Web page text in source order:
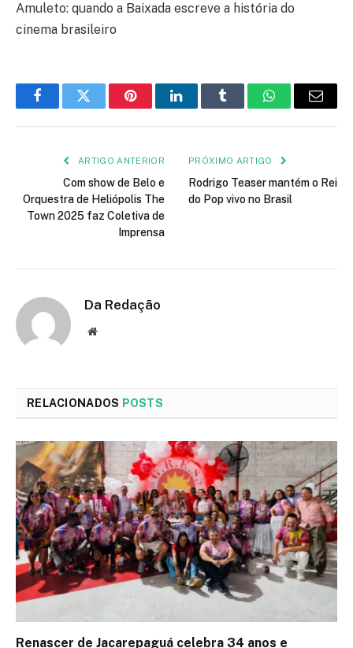
Amuleto: quando a Baixada escreve a história do
cinema brasileiro
FacebookTwitter PinterestLinkedInTumblr WhatsApp
E-
ARTIGO ANTERIOR
Com show de Belo e
Orquestra de Heliópolis The
Town 2025 faz Coletiva de
Imprensa
PRÓXIMO ARTIGO
Rodrigo Teaser mantém o Rei
do Pop vivo no Brasil
Da Redação
Site
RELACIONADOS POSTS
Renascer de Jacarepaguá celebra 34 anos e